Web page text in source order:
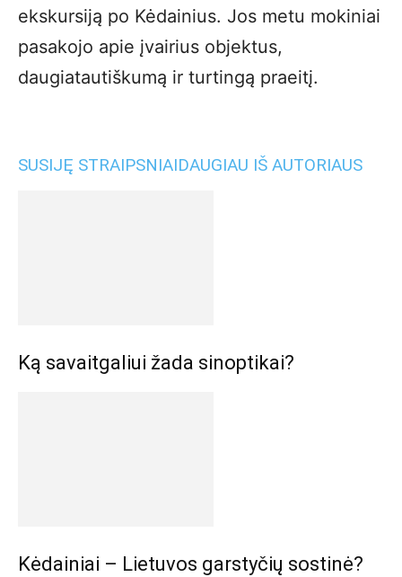
ekskursiją po Kėdainius. Jos metu mokiniai
pasakojo apie įvairius objektus,
daugiatautiškumą ir turtingą praeitį.
SUSIJĘ STRAIPSNIAIDAUGIAU IŠ AUTORIAUS
Ką savaitgaliui žada sinoptikai?
Kėdainiai – Lietuvos garstyčių sostinė?